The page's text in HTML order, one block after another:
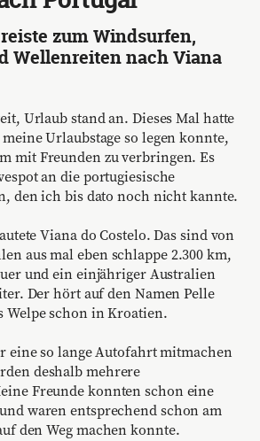
zum Windsurfen,
Wellenreiten nach Viana
Urlaub stand an. Dieses Mal hatte
Urlaubstage so legen konnte,
mit Freunden zu verbringen. Es
an die portugiesische
den ich bis dato noch nicht kannte.
Viana do Costelo. Das sind von
aus mal eben schlappe 2.300 km,
und ein einjähriger Australien
Der hört auf den Namen Pelle
Welpe schon in Kroatien.
eine so lange Autofahrt mitmachen
deshalb mehrere
Freunde konnten schon eine
waren entsprechend schon am
den Weg machen konnte.